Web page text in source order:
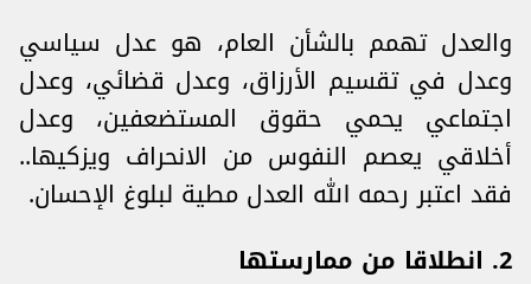
والعدل تهمم بالشأن العام، هو عدل سياسي
وعدل في تقسيم الأرزاق، وعدل قضائي، وعدل
اجتماعي يحمي حقوق المستضعفين، وعدل
أخلاقي يعصم النفوس من الانحراف ويزكيها..
فقد اعتبر رحمه الله العدل مطية لبلوغ الإحسان.
2. انطلاقا من ممارستها